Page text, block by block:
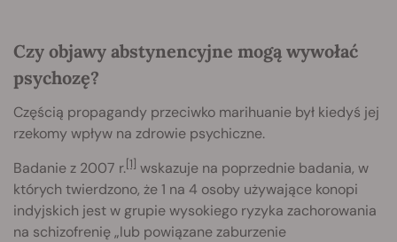
Czy objawy abstynencyjne mogą wywołać
psychozę?
Częścią propagandy przeciwko marihuanie był kiedyś jej
rzekomy wpływ na zdrowie psychiczne.
Badanie z 2007 r.[1] wskazuje na poprzednie badania, w
których twierdzono, że 1 na 4 osoby używające konopi
indyjskich jest w grupie wysokiego ryzyka zachorowania
na schizofrenię „lub powiązane zaburzenie